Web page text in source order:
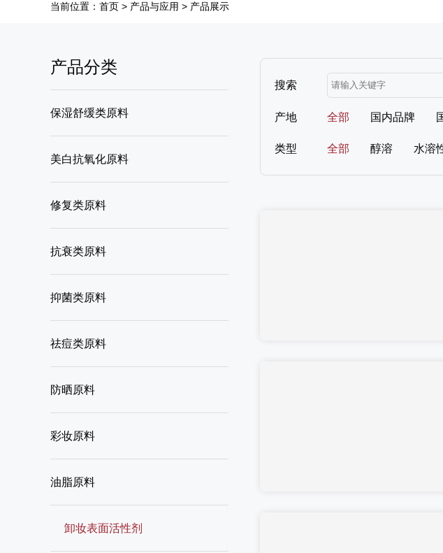
当前位置： 首页 > 产品与应用 > 产品展示
产品分类
保湿舒缓类原料
美白抗氧化原料
修复类原料
抗衰类原料
抑菌类原料
祛痘类原料
防晒原料
彩妆原料
油脂原料
卸妆表面活性剂
搜索
产地 全部 国内品牌
类型 全部 醇溶 水溶